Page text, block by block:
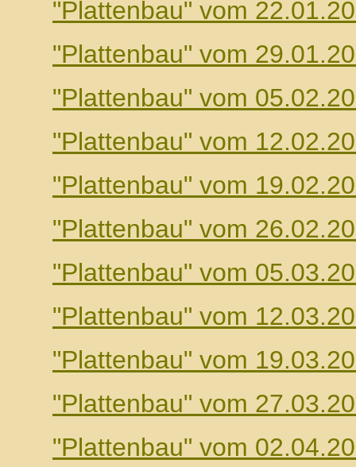
"Plattenbau" vom
"Plattenbau" vom
"Plattenbau" vom
"Plattenbau" vom
"Plattenbau" vom
"Plattenbau" vom
"Plattenbau" vom
"Plattenbau" vom
"Plattenbau" vom
"Plattenbau" vom
"Plattenbau" vom